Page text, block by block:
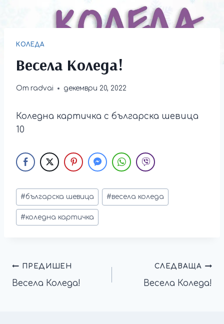
КОЛЕДА
Весела Коледа!
От radvai декември 20, 2022
Коледна картичка с българска шевица
10
#българска шевица #весела коледа
#коледна картичка
ПРЕДИШЕН
Весела Коледа!
СЛЕДВАЩА
Весела Коледа!